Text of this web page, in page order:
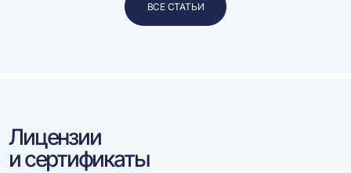
ВСЕ СТАТЬИ
Лицензии
и сертификаты